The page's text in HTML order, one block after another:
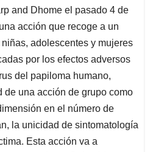
and Dhome el pasado 4 de
acción que recoge a un
adolescentes y mujeres
por los efectos adversos
del papiloma humano,
de una acción de grupo como
en el número de
la unicidad de sintomatología
Esta acción va a